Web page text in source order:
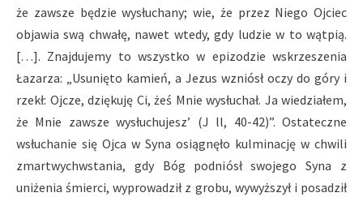
że zawsze będzie wysłuchany; wie, że przez Niego Ojciec
objawia swą chwałę, nawet wtedy, gdy ludzie w to wątpią.
[…]. Znajdujemy to wszystko w epizodzie wskrzeszenia
Łazarza: „Usunięto kamień, a Jezus wzniósł oczy do góry i
rzekł: Ojcze, dziękuję Ci, żeś Mnie wysłuchał. Ja wiedziałem,
że Mnie zawsze wysłuchujesz’ (J ll, 40-42)”. Ostateczne
wsłuchanie się Ojca w Syna osiągnęło kulminację w chwili
zmartwychwstania, gdy Bóg podniósł swojego Syna z
uniżenia śmierci, wyprowadził z grobu, wywyższył i posadził